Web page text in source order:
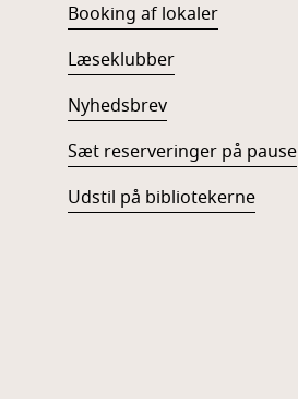
Booking af lokaler
Læseklubber
Nyhedsbrev
Sæt reserveringer på pause
Udstil på bibliotekerne